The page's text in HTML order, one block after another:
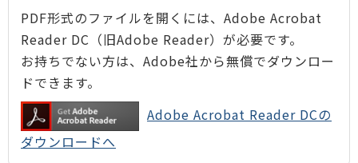
PDF形式のファイルを開くには、Adobe Acrobat
Reader DC（旧Adobe Reader）が必要です。
お持ちでない方は、Adobe社から無償でダウンロー
ドできます。
Adobe Acrobat Reader DCの
ダウンロードへ